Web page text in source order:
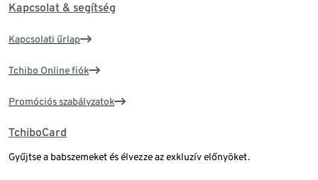
Kapcsolat & segítség
Kapcsolati űrlap
Tchibo Online fiók
Promóciós szabályzatok
TchiboCard
Gyűjtse a babszemeket és élvezze az exkluzív előnyöket.